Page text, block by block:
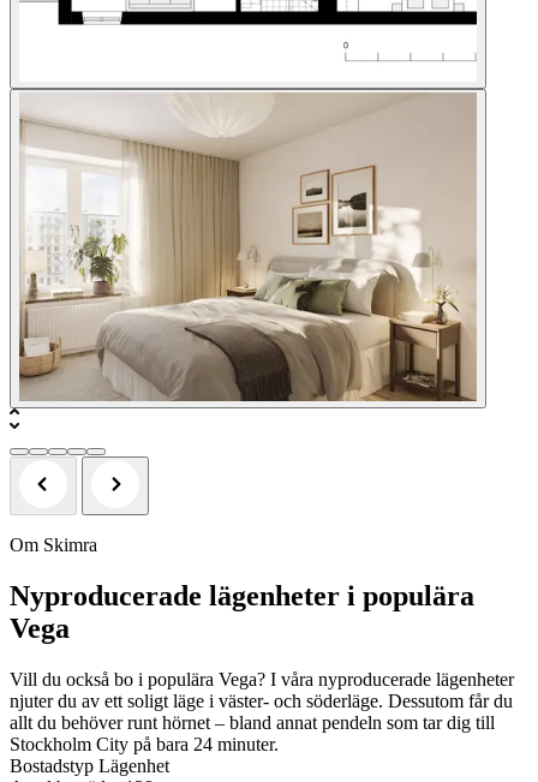
Om Skimra
Nyproducerade lägenheter i populära
Vega
Vill du också bo i populära Vega? I våra nyproducerade lägenheter
njuter du av ett soligt läge i väster- och söderläge. Dessutom får du
allt du behöver runt hörnet – bland annat pendeln som tar dig till
Stockholm City på bara 24 minuter.
Bostadstyp Lägenhet